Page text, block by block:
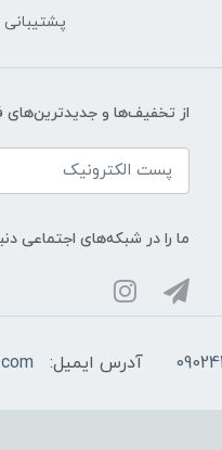
پشتیبانی ۲۴ ساعته
از تخفیف‌ها و جدیدترین‌های
ما را در شبکه‌های اجتماعی
آدرس ایمیل: